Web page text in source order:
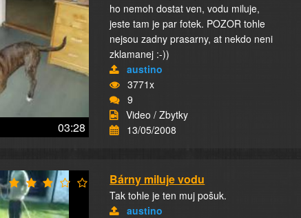
03:28
ho nemoh dostat ven, vodu miluje,
jeste tam je par fotek. POZOR tohle
nejsou zadny prasarny, at nekdo neni
zklamanej :-))
austino
3771x
9
Video / Zbytky
13/05/2008
Bárny miluje vodu
Tak tohle je ten muj pošuk.
austino